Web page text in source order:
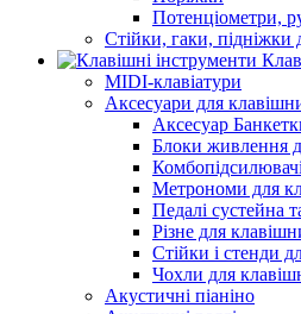
Потенціометри,
Стійки, гаки, підніжки
MIDI-клавіатури
Аксесуари для
Аксесуар
Блоки живлення
Метрономи для
Педалі сустейна
Різне для
Стійки і стенди
Чохли для
Акустичні піаніно